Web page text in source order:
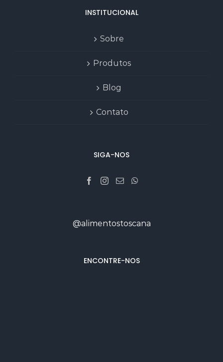
INSTITUCIONAL
Sobre
Produtos
Blog
Contato
SIGA-NOS
@alimentostoscana
ENCONTRE-NOS